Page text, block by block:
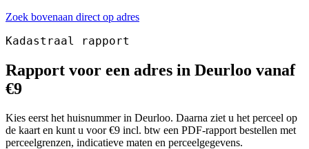
Zoek bovenaan direct op adres
Kadastraal rapport
Rapport voor een adres in Deurloo vanaf
€9
Kies eerst het huisnummer in Deurloo. Daarna ziet u het perceel op
de kaart en kunt u voor €9 incl. btw een PDF-rapport bestellen met
perceelgrenzen, indicatieve maten en perceelgegevens.